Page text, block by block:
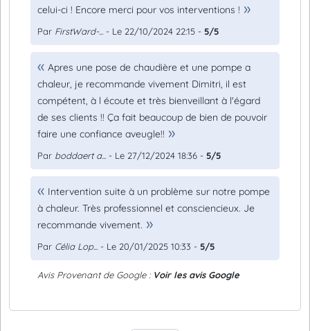
celui-ci ! Encore merci pour vos interventions !
Par FirstWard-... - Le 22/10/2024 22:15 - 5/5
Apres une pose de chaudière et une pompe a
chaleur, je recommande vivement Dimitri, il est
compétent, à l écoute et très bienveillant à l'égard
de ses clients !! Ça fait beaucoup de bien de pouvoir
faire une confiance aveugle!!
Par boddaert a... - Le 27/12/2024 18:36 - 5/5
Intervention suite à un problème sur notre pompe
à chaleur. Très professionnel et consciencieux. Je
recommande vivement.
Par Célia Lop... - Le 20/01/2025 10:33 - 5/5
Avis Provenant de Google : Voir les avis Google